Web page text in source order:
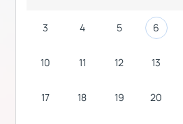
3 4 5 6
10 11 12 13
17 18 19 20